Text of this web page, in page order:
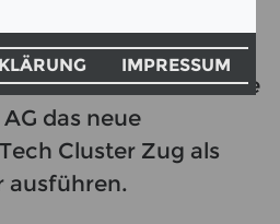
IMPRESSUM
durfte ERNE für die
das neue
Cluster Zug als
ausführen.